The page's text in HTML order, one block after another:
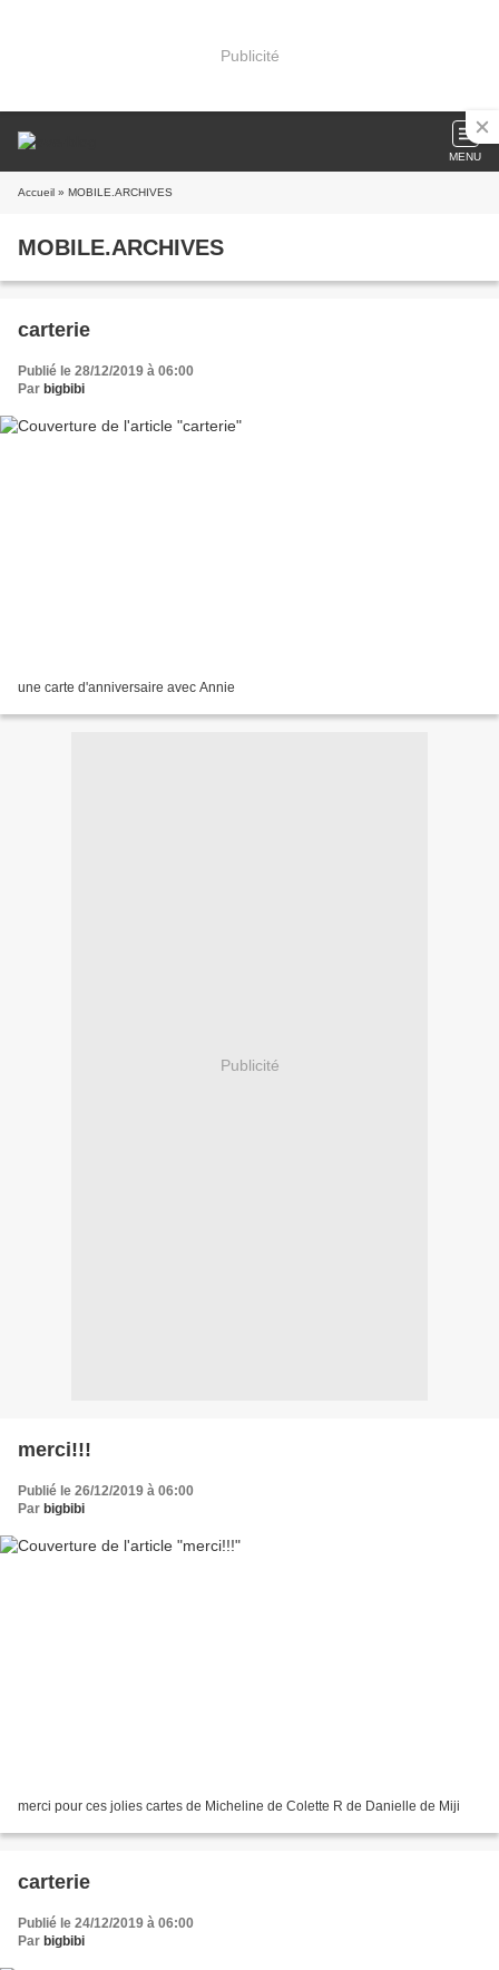
Publicité
MENU
Accueil » MOBILE.ARCHIVES
MOBILE.ARCHIVES
carterie
Publié le 28/12/2019 à 06:00
Par bigbibi
une carte d'anniversaire avec Annie
Publicité
merci!!!
Publié le 26/12/2019 à 06:00
Par bigbibi
merci pour ces jolies cartes de Micheline de Colette R de Danielle de Miji
carterie
Publié le 24/12/2019 à 06:00
Par bigbibi